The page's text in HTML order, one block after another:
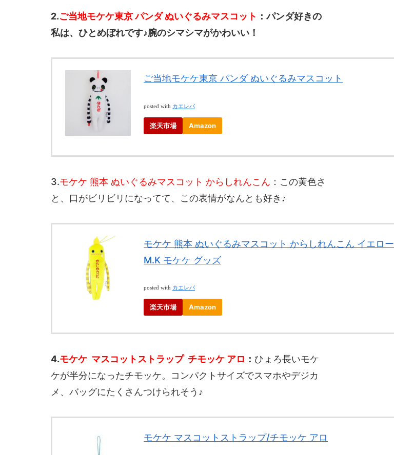
2.ご当地モケケ東京 パンダ ぬいぐるみマスコット ：パンダ好きの
私は、ひとめぼれです♪腕のシマシマがかわいい！
ご当地モケケ東京 パンダ ぬいぐるみマスコット
posted with カエレバ
楽天市場 Amazon
3.モケケ 熊本 ぬいぐるみマスコット からしれんこん ：この黄色さ
と、口がビリビリになってて、この表情がなんとも好き♪
モケケ 熊本 ぬいぐるみマスコット からしれんこん イエロー
M.K モケケ グッズ
posted with カエレバ
楽天市場 Amazon
4.モケケ マスコットストラップ チモッケ アロ ： ひょろ長いモケ
ケが半分になったチモッケ。コンパクトサイズでスマホやデジカ
メ、バッグにたくさんつけられそう♪
モケケ マスコットストラップ/チモッケ アロ